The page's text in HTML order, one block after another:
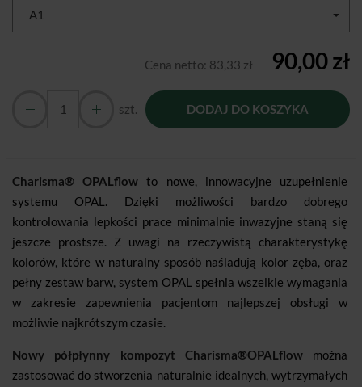
A1
Cena netto: 83,33 zł 90,00 zł
szt. DODAJ DO KOSZYKA
Charisma® OPALflow to nowe, innowacyjne uzupełnienie
systemu OPAL. Dzięki możliwości bardzo dobrego
kontrolowania lepkości prace minimalnie inwazyjne staną się
jeszcze prostsze. Z uwagi na rzeczywistą charakterystykę
kolorów, które w naturalny sposób naśladują kolor zęba, oraz
pełny zestaw barw, system OPAL spełnia wszelkie wymagania
w zakresie zapewnienia pacjentom najlepszej obsługi w
możliwie najkrótszym czasie.
Nowy półpłynny kompozyt Charisma®OPALflow można
zastosować do stworzenia naturalnie idealnych, wytrzymałych